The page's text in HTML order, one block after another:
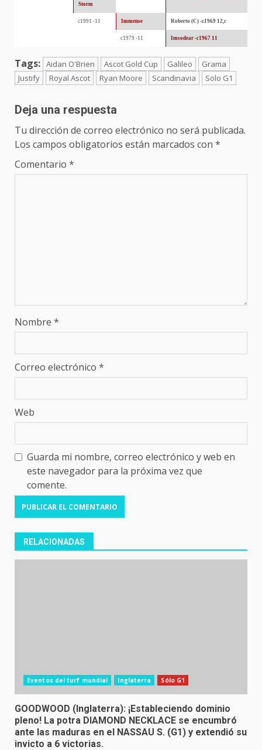
Storm
c1991 -11 Immense Roberto (C) -c1969 12,c
c1979 -11 Imsodear -c1967 11
Tags: Aidan O'Brien Ascot Gold Cup Galileo
Grama
Justify
Royal Ascot Ryan Moore Scandinavia Solo G1
Deja una respuesta
Tu dirección de correo electrónico no será publicada.
Los campos obligatorios están marcados con *
Comentario *
Nombre *
Correo electrónico *
Web
Guarda mi nombre, correo electrónico y web en
este navegador para la próxima vez que
comente.
RELACIONADAS
Eventos del turf mundial Inglaterra Sólo G1
GOODWOOD (Inglaterra): ¡Estableciendo dominio
pleno! La potra DIAMOND NECKLACE se encumbró
ante las maduras en el NASSAU S. (G1) y extendió su
invicto a 6 victorias.